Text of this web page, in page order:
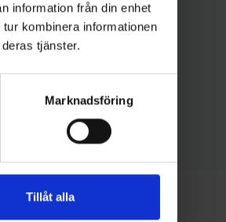
information från din enhet
kombinera informationen
tjänster.
Marknadsföring
Tillåt alla